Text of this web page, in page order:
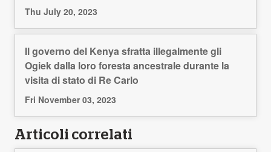
Thu July 20, 2023
Il governo del Kenya sfratta illegalmente gli
Ogiek dalla loro foresta ancestrale durante la
visita di stato di Re Carlo
Fri November 03, 2023
Articoli correlati